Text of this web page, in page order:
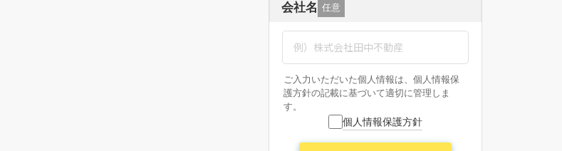
会社名 任意
ご入力いただいた個人情報は、個人情報保
護方針の記載に基づいて適切に管理しま
す。
個人情報保護方針